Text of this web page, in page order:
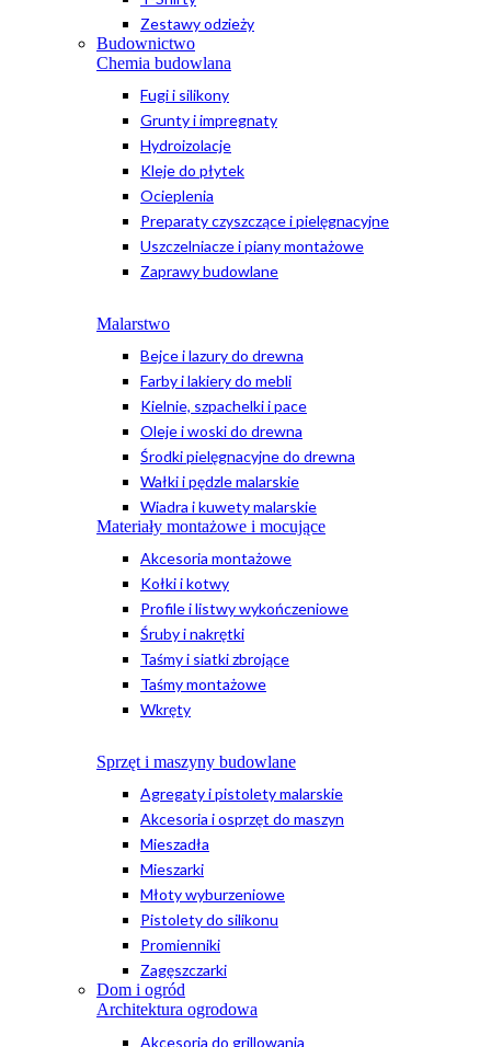
Zestawy odzieży
Budownictwo
Chemia budowlana
Fugi i silikony
Grunty i impregnaty
Hydroizolacje
Kleje do płytek
Ocieplenia
Preparaty czyszczące i pielęgnacyjne
Uszczelniacze i piany montażowe
Zaprawy budowlane
Malarstwo
Bejce i lazury do drewna
Farby i lakiery do mebli
Kielnie, szpachelki i pace
Oleje i woski do drewna
Środki pielęgnacyjne do drewna
Wałki i pędzle malarskie
Wiadra i kuwety malarskie
Materiały montażowe i mocujące
Akcesoria montażowe
Kołki i kotwy
Profile i listwy wykończeniowe
Śruby i nakrętki
Taśmy i siatki zbrojące
Taśmy montażowe
Wkręty
Sprzęt i maszyny budowlane
Agregaty i pistolety malarskie
Akcesoria i osprzęt do maszyn
Mieszadła
Mieszarki
Młoty wyburzeniowe
Pistolety do silikonu
Promienniki
Zagęszczarki
Dom i ogród
Architektura ogrodowa
Akcesoria do grillowania